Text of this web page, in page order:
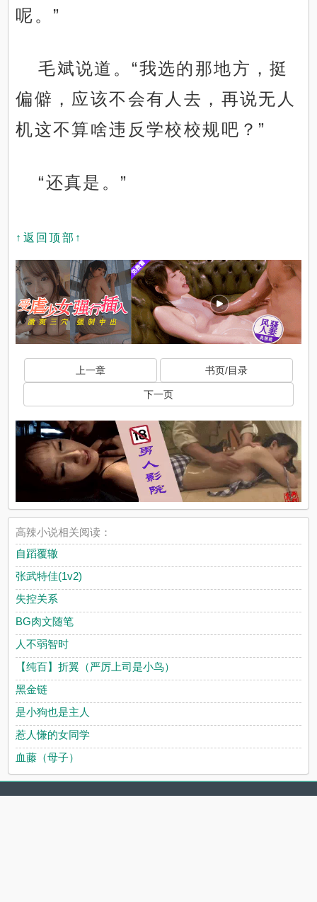
呢。”
毛斌说道。“我选的那地方，挺
偏僻，应该不会有人去，再说无人
机这不算啥违反学校校规吧？”
“还真是。”
↑返回顶部↑
x
上一章 书页/目录
下一页
x
高辣小说相关阅读：
自蹈覆辙
张武特佳(1v2)
失控关系
BG肉文随笔
人不弱智时
【纯百】折翼（严厉上司是小鸟）
黑金链
是小狗也是主人
惹人慊的女同学
血藤（母子）